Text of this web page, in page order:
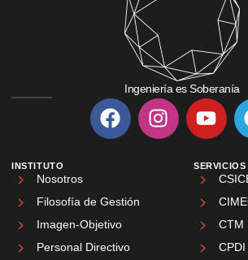
Ingeniería es Soberanía
INSTITUTO
Nosotros
Filosofía de Gestión
Imagen-Objetivo
Personal Directivo
SERVICIOS
CTM
CPDI